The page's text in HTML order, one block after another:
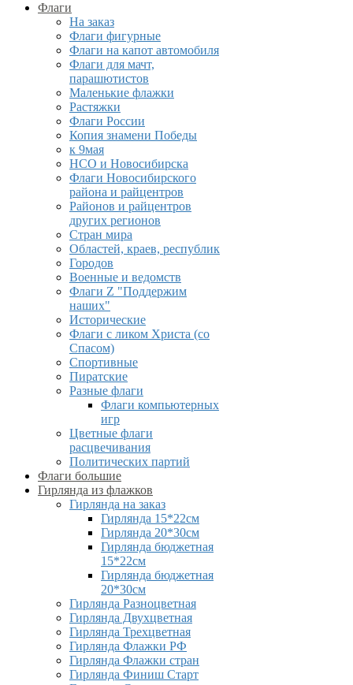
Флаги
На заказ
Флаги фигурные
Флаги на капот автомобиля
Флаги для мачт,
парашютистов
Маленькие флажки
Растяжки
Флаги России
Копия знамени Победы
к 9мая
НСО и Новосибирска
Флаги Новосибирского
района и райцентров
Районов и райцентров
других регионов
Стран мира
Областей, краев, республик
Городов
Военные и ведомств
Флаги Z "Поддержим
наших"
Исторические
Флаги с ликом Христа (со
Спасом)
Спортивные
Пиратские
Разные флаги
Флаги компьютерных
игр
Цветные флаги
расцвечивания
Политических партий
Флаги большие
Гирлянда из флажков
Гирлянда на заказ
Гирлянда 15*22см
Гирлянда 20*30см
Гирлянда бюджетная
15*22см
Гирлянда бюджетная
20*30см
Гирлянда Разноцветная
Гирлянда Двухцветная
Гирлянда Трехцветная
Гирлянда Флажки РФ
Гирлянда Флажки стран
Гирлянда Финиш Старт